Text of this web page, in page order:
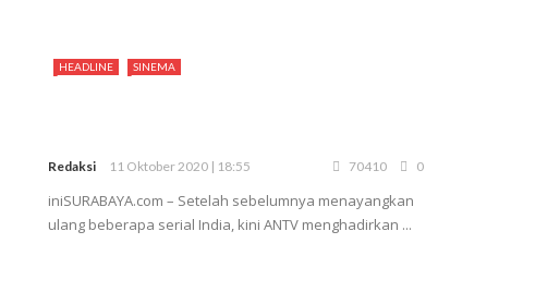
HEADLINE SINEMA
Redaksi 11 Oktober 2020 | 18:55 70410 0
iniSURABAYA.com – Setelah sebelumnya menayangkan
ulang beberapa serial India, kini ANTV menghadirkan ...